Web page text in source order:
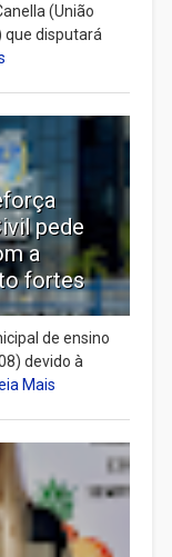
(União
que disputará
pede
a
fortes
de ensino
devido à
Mais